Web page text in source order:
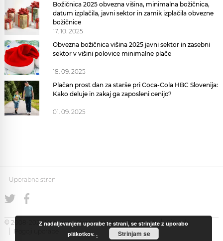
Božičnica 2025 obvezna višina, minimalna božičnica,
datum izplačila, javni sektor in zamik izplačila obvezne
božičnice
17. 10. 2025
Obvezna božičnica višina 2025 javni sektor in zasebni
sektor v višini polovice minimalne plače
18. 09. 2025
Plačan prost dan za starše pri Coca-Cola HBC Slovenija:
Kako deluje in zakaj ga zaposleni cenijo?
01. 09. 2025
Uporabna stran
© 2008-2026 Uporabna Stran gostuje naZabec.net
Piškotki
Pogoji uporabe
Z nadaljevanjem uporabe te strani, se strinjate z uporabo
piškotkov.. Strinjam se